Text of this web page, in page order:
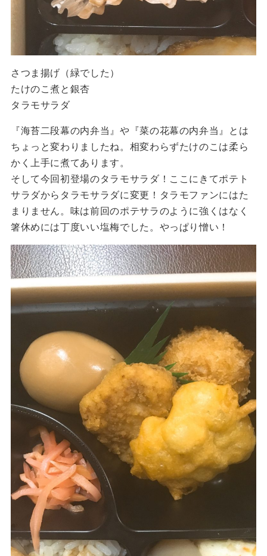
さつま揚げ（緑でした）
たけのこ煮と銀杏
タラモサラダ
『海苔二段幕の内弁当』や『菜の花幕の内弁当』とは
ちょっと変わりましたね。相変わらずたけのこは柔ら
かく上手に煮てあります。
そして今回初登場のタラモサラダ！ここにきてポテト
サラダからタラモサラダに変更！タラモファンにはた
まりません。味は前回のポテサラのように強くはなく
箸休めには丁度いい塩梅でした。やっぱり憎い！